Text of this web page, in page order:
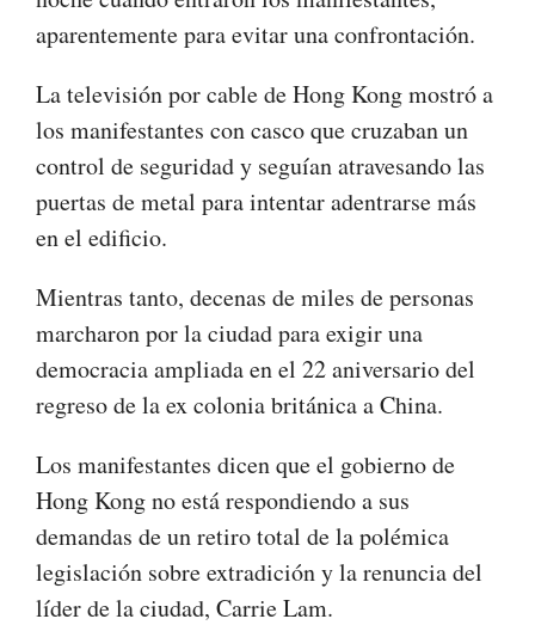
aparentemente para evitar una confrontación.
La televisión por cable de Hong Kong mostró a
los manifestantes con casco que cruzaban un
control de seguridad y seguían atravesando las
puertas de metal para intentar adentrarse más
en el edificio.
Mientras tanto, decenas de miles de personas
marcharon por la ciudad para exigir una
democracia ampliada en el 22 aniversario del
regreso de la ex colonia británica a China.
Los manifestantes dicen que el gobierno de
Hong Kong no está respondiendo a sus
demandas de un retiro total de la polémica
legislación sobre extradición y la renuncia del
líder de la ciudad, Carrie Lam.